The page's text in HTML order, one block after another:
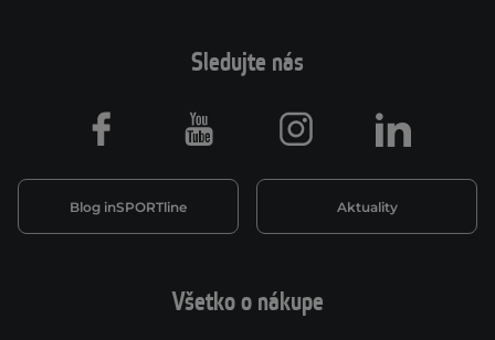
Všetko o nákupe
Sledujte nás
Blog inSPORTline Aktuality
Facebook Youtube Instagram LinkedIn